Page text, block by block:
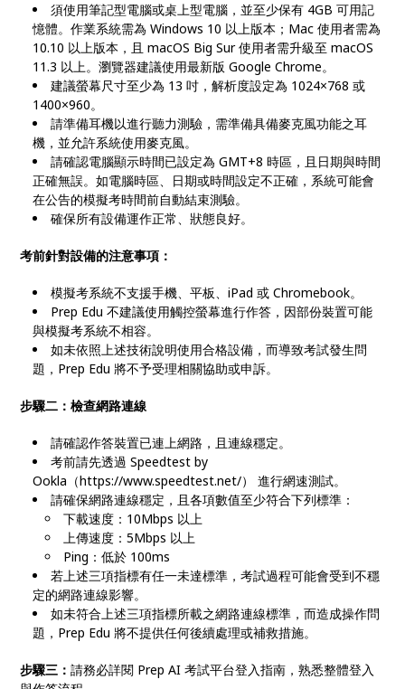
須使用筆記型電腦或桌上型電腦，並至少保有 4GB 可用記
憶體。作業系統需為 Windows 10 以上版本；Mac 使用者需為
10.10 以上版本，且 macOS Big Sur 使用者需升級至 macOS
11.3 以上。瀏覽器建議使用最新版 Google Chrome。
建議螢幕尺寸至少為 13 吋，解析度設定為 1024×768 或
1400×960。
請準備耳機以進行聽力測驗，需準備具備麥克風功能之耳
機，並允許系統使用麥克風。
請確認電腦顯示時間已設定為 GMT+8 時區，且日期與時間
正確無誤。如電腦時區、日期或時間設定不正確，系統可能會
在公告的模擬考時間前自動結束測驗。
確保所有設備運作正常、狀態良好。
考前針對設備的注意事項：
模擬考系統不支援手機、平板、iPad 或 Chromebook。
Prep Edu 不建議使用觸控螢幕進行作答，因部份裝置可能
與模擬考系統不相容。
如未依照上述技術說明使用合格設備，而導致考試發生問
題，Prep Edu 將不予受理相關協助或申訴。
步驟二：檢查網路連線
請確認作答裝置已連上網路，且連線穩定。
考前請先透過 Speedtest by
Ookla（https://www.speedtest.net/） 進行網速測試。
請確保網路連線穩定，且各項數值至少符合下列標準：
下載速度：10Mbps 以上
上傳速度：5Mbps 以上
Ping：低於 100ms
若上述三項指標有任一未達標準，考試過程可能會受到不穩
定的網路連線影響。
如未符合上述三項指標所載之網路連線標準，而造成操作問
題，Prep Edu 將不提供任何後續處理或補救措施。
步驟三：請務必詳閱 Prep AI 考試平台登入指南，熟悉整體登入